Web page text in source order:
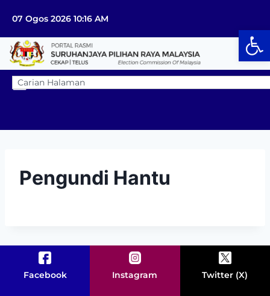
07 Ogos 2026 10:16 AM
Pengundi Hantu
Facebook Instagram Twitter (X)